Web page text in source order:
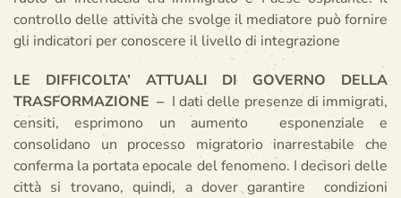
controllo delle attività che svolge il mediatore può fornire
gli indicatori per conoscere il livello di integrazione
LE DIFFICOLTA’ ATTUALI DI GOVERNO DELLA
TRASFORMAZIONE– I dati delle presenze di immigrati,
censiti, esprimono un aumento esponenziale e
consolidano un processo migratorio inarrestabile che
conferma la portata epocale del fenomeno. I decisori delle
città si trovano, quindi, a dover garantire condizioni